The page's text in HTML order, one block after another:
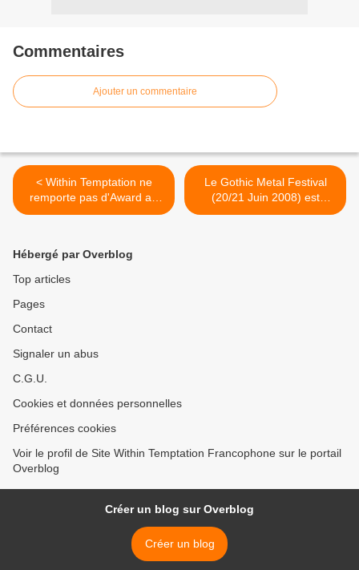
Commentaires
Ajouter un commentaire
< Within Temptation ne
remporte pas d'Award au
Hammer Golden Gods
Le Gothic Metal Festival
(20/21 Juin 2008) est
annulé >
Hébergé par Overblog
Top articles
Pages
Contact
Signaler un abus
C.G.U.
Cookies et données personnelles
Préférences cookies
Voir le profil de Site Within Temptation Francophone sur le portail
Overblog
Créer un blog sur Overblog
Créer un blog